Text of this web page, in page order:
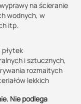
na ścieranie
wodnych, w
itp.
płytek
i sztucznych,
rozmaitych
lekkich
Nie podlega